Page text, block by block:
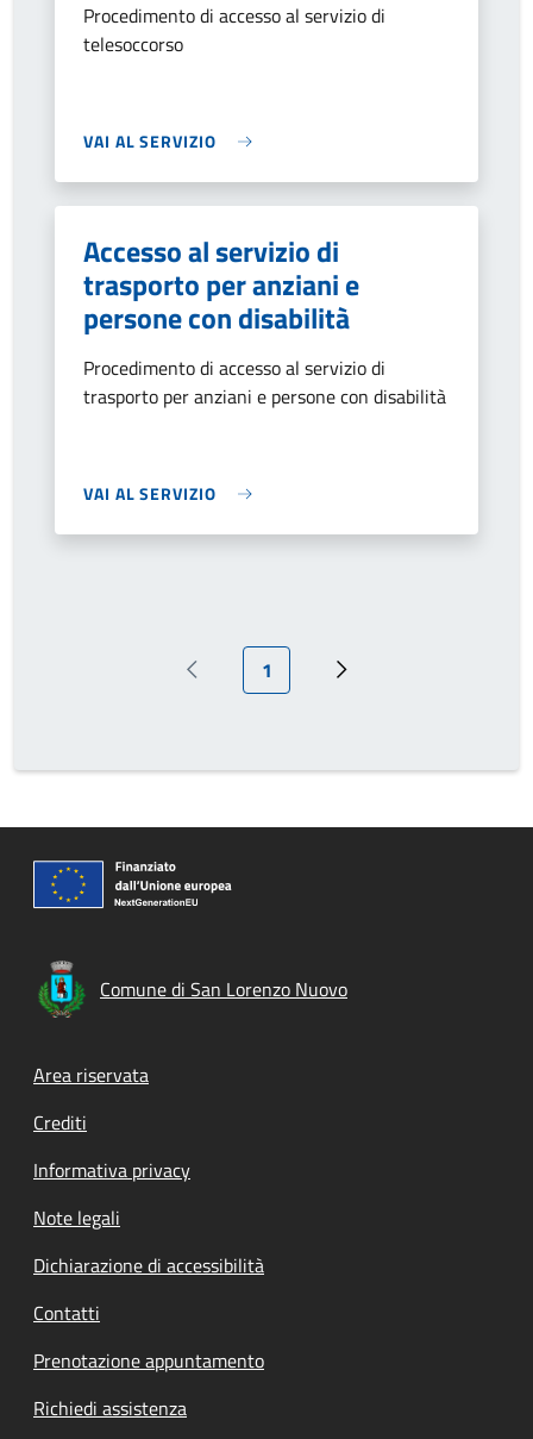
Procedimento di accesso al servizio di
telesoccorso
VAI AL SERVIZIO
Accesso al servizio di
trasporto per anziani e
persone con disabilità
Procedimento di accesso al servizio di
trasporto per anziani e persone con disabilità
VAI AL SERVIZIO
Pagina precedente
Pagina attuale
1 Prossima pagina
Comune di San Lorenzo Nuovo
Footer menu
Area riservata
Crediti
Informativa privacy
Note legali
Dichiarazione di accessibilità
Contatti
Prenotazione appuntamento
Richiedi assistenza